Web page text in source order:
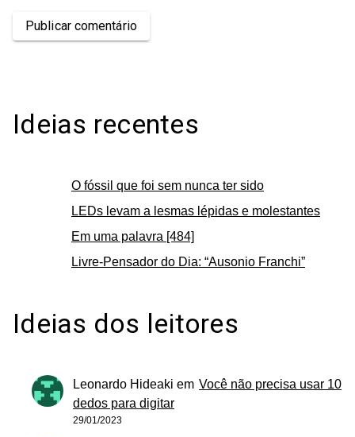
Publicar comentário
Ideias recentes
O fóssil que foi sem nunca ter sido
LEDs levam a lesmas lépidas e molestantes
Em uma palavra [484]
Livre-Pensador do Dia: “Ausonio Franchi”
Ideias dos leitores
Leonardo Hideaki em Você não precisa usar 10
dedos para digitar
29/01/2023